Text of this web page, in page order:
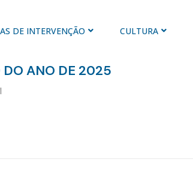
DE INTERVENÇÃO CULTURA
DO ANO DE 2025